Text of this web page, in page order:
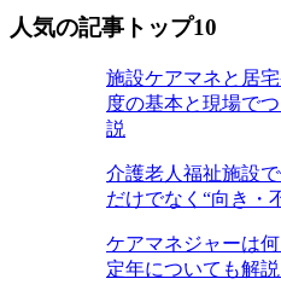
人気の記事トップ10
施設ケアマネと居
度の基本と現場で
説
介護老人福祉施設
だけでなく“向き・
ケアマネジャーは
定年についても解説